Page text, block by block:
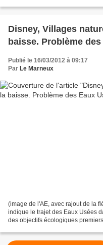
Disney, Villages
baisse. Problème des
Publié le 16/03/2012 à 09:17
Par Le Marneux
(image de l'AE, avec rajout de la
indique le trajet des Eaux Usées
des objectifs écologiques